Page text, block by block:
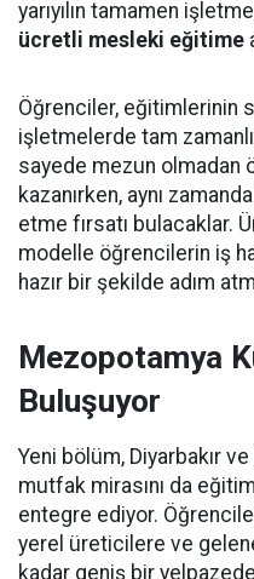
yarıyılın tamamen
ücretli mesleki eğitime
Öğrenciler, eğitimlerinin
işletmelerde tam
sayede mezun olmadan
kazanırken, aynı
etme fırsatı bulacaklar.
modelle öğrencilerin iş
hazır bir şekilde adım
Mezopotamya
Buluşuyor
Yeni bölüm, Diyarbakır
mutfak mirasını da
entegre ediyor.
yerel üreticilere ve
kadar geniş bir